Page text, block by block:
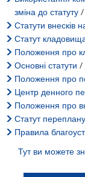
зміна до статуту /
Статути внесків
Статут
Положення про
Основні статути /
Положення про
Центр денного
Положення про
Статут
Правила
Тут ви можете